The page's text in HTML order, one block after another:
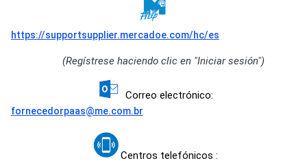
https://supportsupplier.mercadoe.com/hc/es
(Regístrese haciendo clic en "Iniciar sesión")
Correo electrónico:
fornecedorpaas@me.com.br
Centros telefónicos :